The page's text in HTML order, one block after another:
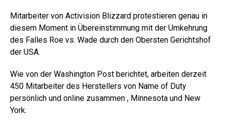
Mitarbeiter von Activision Blizzard protestieren genau in
diesem Moment in Übereinstimmung mit der Umkehrung
des Falles Roe vs. Wade durch den Obersten Gerichtshof
der USA.
Wie von der Washington Post berichtet, arbeiten derzeit
450 Mitarbeiter des Herstellers von Name of Duty
persönlich und online zusammen , Minnesota und New
York.